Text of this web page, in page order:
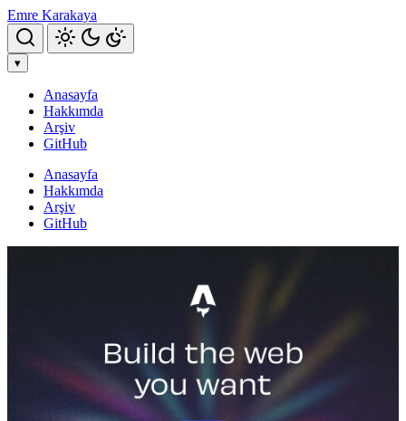
Emre Karakaya
Aramayı Aç
▾
Anasayfa
Hakkımda
Arşiv
GitHub
Anasayfa
Hakkımda
Arşiv
GitHub